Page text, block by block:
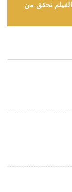
تحقق من
لغرفة النوم